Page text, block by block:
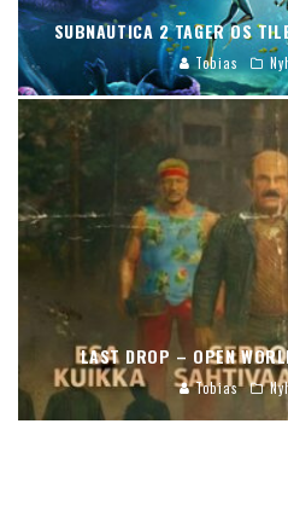
SUBNAUTICA 2 TAGER OS
Tobias
LAST DROP – OPEN
Tobias